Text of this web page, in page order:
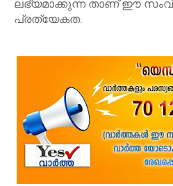
ലഭ്യമാക്കുന്ന താണ് ഈ
പ്രത്യേകത.